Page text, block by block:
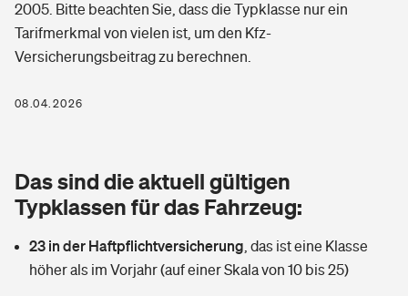
Arbeitsrechtsschutz
Berufshaftpflichtversicherung
Zur Übersicht
Tools
Wer versichert was: Jetzt Versicherer finden
Glasversicherung
Mietkautionsversicherung
Pri­vate Haft­pflicht­
Kinderunfall­ver­si­che­rung
Kinderinvalidität
Gesundheit
Private Krankenversicherung
Dread-Disease-Versicherung
Tierkrankenversicherung
2005. Bitte beachten Sie, dass die Typklasse nur ein
Tarifmerkmal von vielen ist, um den Kfz-
Versicherungsbeitrag zu berechnen.
08.04.2026
Das sind die aktuell gültigen
Typklassen für das Fahrzeug:
23 in der Haftpflichtversicherung das ist eine Klasse
höher als im Vorjahr (auf einer Skala von 10 bis 25)